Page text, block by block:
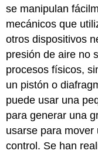
se manipulan
mecánicos que
otros dispositivos
presión de aire no
procesos físicos,
un pistón o
puede usar una
para generar una
usarse para
control. Se han